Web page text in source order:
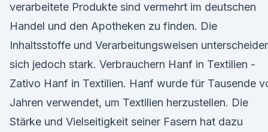
verarbeitete Produkte sind vermehrt im deutschen
Handel und den Apotheken zu finden. Die
Inhaltsstoffe und Verarbeitungsweisen
sich jedoch stark. Verbrauchern Hanf in Textilien -
Zativo Hanf in Textilien. Hanf wurde für Tausende
Jahren verwendet, um Textilien herzustellen. Die
Stärke und Vielseitigkeit seiner Fasern hat dazu